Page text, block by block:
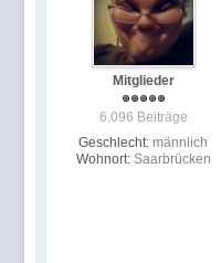
Mitglieder
6.096 Beiträge
Geschlecht: männlich
Wohnort: Saarbrücken